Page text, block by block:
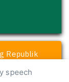
Republik
Yogyakarta
speech